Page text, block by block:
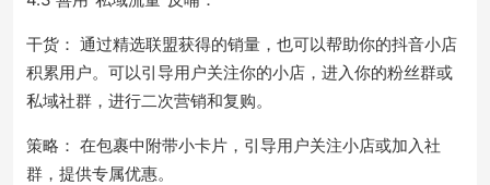
干货： 通过精选联盟获得的销量，也可以帮助你的抖音小店
积累用户。可以引导用户关注你的小店，进入你的粉丝群或
私域社群，进行二次营销和复购。
策略： 在包裹中附带小卡片，引导用户关注小店或加入社
群，提供专属优惠。